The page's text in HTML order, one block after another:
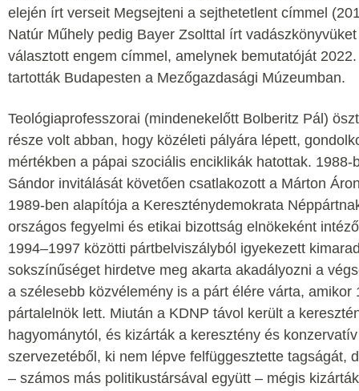
elején írt verseit Megsejteni a sejthetetlent címmel
Natúr Műhely pedig Bayer Zsolttal írt
választott engem címmel, amelynek bemutatóját
tartották Budapesten a Mezőgazdasági Múzeumban.
Teológiaprofesszorai (mindenekelőtt Bolberitz Pál)
része volt abban, hogy közéleti pályára lépett,
mértékben a pápai szociális enciklikák hatottak. 1988-
Sándor invitálását követően csatlakozott a Márton
1989-ben alapítója a Kereszténydemokrata
országos fegyelmi és etikai bizottság elnökeként
1994–1997 közötti pártbelviszályból igyekezett
sokszínűséget hirdetve meg akarta akadályozni a
a szélesebb közvélemény is a párt élére várta, amikor
pártalelnök lett. Miután a KDNP távol került a
hagyománytól, és kizárták a keresztény és
szervezetéből, ki nem lépve felfüggesztette tagságát,
– számos más politikustársával együtt – mégis